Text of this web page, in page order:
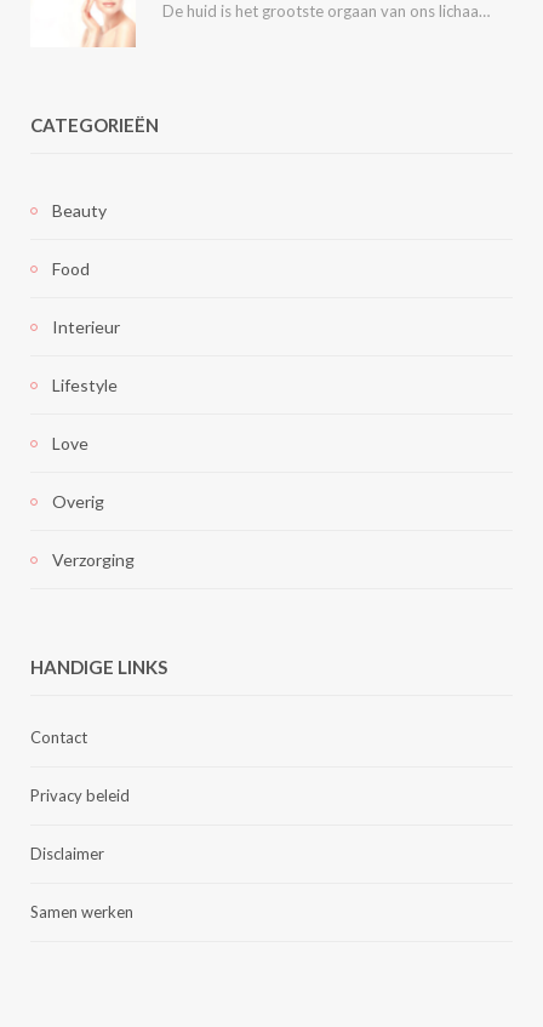
De huid is het grootste orgaan van ons lichaam en speelt een essentiële rol in…
CATEGORIEËN
Beauty
Food
Interieur
Lifestyle
Love
Overig
Verzorging
HANDIGE LINKS
Contact
Privacy beleid
Disclaimer
Samen werken